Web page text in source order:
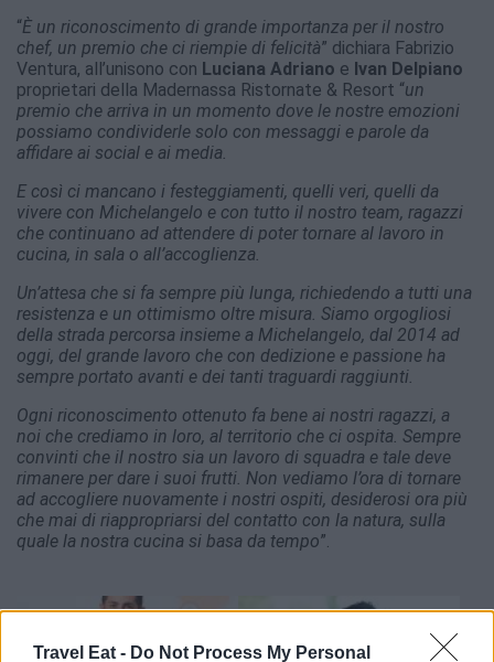
Travel Eat - Do Not Process My Personal
“È un riconoscimento di grande importanza per il nostro
chef, un premio che ci riempie di felicità” dichiara Fabrizio
Ventura, all’unisono con Luciana Adriano e Ivan Delpiano
proprietari della Madernassa Ristornate & Resort “un
premio che arriva in un momento dove le nostre emozioni
possiamo condividerle solo con messaggi e parole da
affidare ai social e ai media.
E così ci mancano i festeggiamenti, quelli veri, quelli da
vivere con Michelangelo e con tutto il nostro team, ragazzi
che continuano ad attendere di poter tornare al lavoro in
cucina, in sala o all’accoglienza.
Un’attesa che si fa sempre più lunga, richiedendo a tutti una
resistenza e un ottimismo oltre misura. Siamo orgogliosi
della strada percorsa insieme a Michelangelo, dal 2014 ad
oggi, del grande lavoro che con dedizione e passione ha
sempre portato avanti e dei tanti traguardi raggiunti.
Ogni riconoscimento ottenuto fa bene ai nostri ragazzi, a
noi che crediamo in loro, al territorio che ci ospita. Sempre
convinti che il nostro sia un lavoro di squadra e tale deve
rimanere per dare i suoi frutti. Non vediamo l’ora di tornare
ad accogliere nuovamente i nostri ospiti, desiderosi ora più
che mai di riappropriarsi del contatto con la natura, sulla
quale la nostra cucina si basa da tempo”.